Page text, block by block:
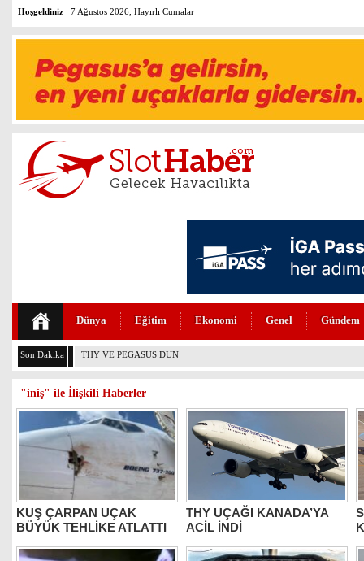
Hoşgeldiniz 7 Ağustos 2026, Hayırlı Cumalar
Dünya Eğitim Ekonomi Genel Gündem
Son Dakika THY VE PEGASUS DÜNYANIN EN DEĞERLİLERİ ARASINDA
"iniş" ile İlişkili Haberler
KUŞ ÇARPAN UÇAK
BÜYÜK TEHLİKE ATLATTI
THY UÇAĞI KANADA’YA
ACİL İNDİ